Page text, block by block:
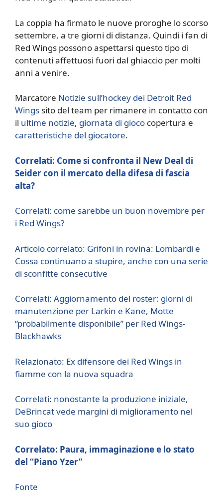
La coppia ha firmato le nuove proroghe lo scorso
settembre, a tre giorni di distanza. Quindi i fan di
Red Wings possono aspettarsi questo tipo di
contenuti affettuosi fuori dal ghiaccio per molti
anni a venire.
Marcatore Notizie sull’hockey dei Detroit Red
Wings sito del team per rimanere in contatto con
il ultime notizie, giornata di gioco copertura e
caratteristiche del giocatore.
Correlati: Come si confronta il New Deal di
Seider con il mercato della difesa di fascia
alta?
Correlati: come sarebbe un buon novembre per
i Red Wings?
Articolo correlato: Grifoni in rovina: Lombardi e
Cossa continuano a stupire, anche con una serie
di sconfitte consecutive
Correlati: Aggiornamento del roster: giorni di
manutenzione per Larkin e Kane, Motte
“probabilmente disponibile” per Red Wings-
Blackhawks
Relazionato: Ex difensore dei Red Wings in
fiamme con la nuova squadra
Correlati: nonostante la produzione iniziale,
DeBrincat vede margini di miglioramento nel
suo gioco
Correlato: Paura, immaginazione e lo stato
del “Piano Yzer”
Fonte